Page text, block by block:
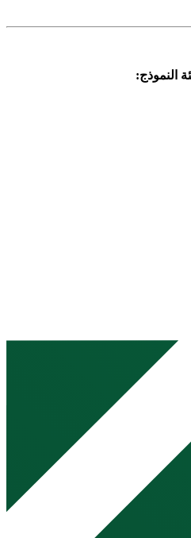
النموذج: